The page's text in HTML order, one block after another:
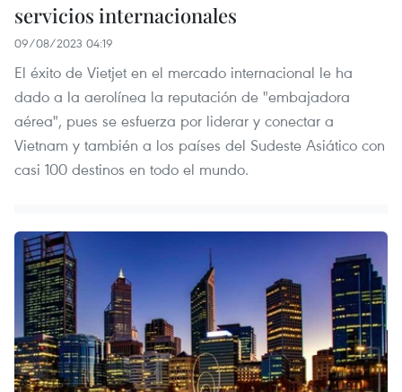
servicios internacionales
09/08/2023 04:19
El éxito de Vietjet en el mercado internacional le ha
dado a la aerolínea la reputación de "embajadora
aérea", pues se esfuerza por liderar y conectar a
Vietnam y también a los países del Sudeste Asiático con
casi 100 destinos en todo el mundo.